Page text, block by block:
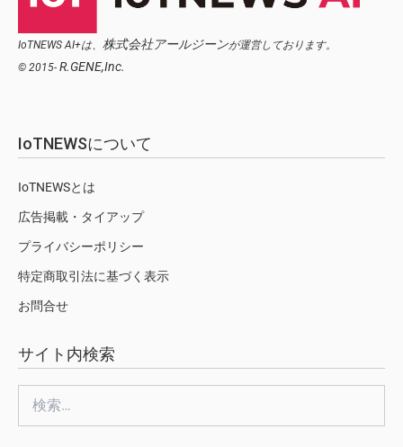
IoTNEWS AI+は、 株式会社アールジーンが運営しております。
© 2015- R.GENE,Inc.
IoTNEWSについて
IoTNEWSとは
広告掲載・タイアップ
プライバシーポリシー
特定商取引法に基づく表示
お問合せ
サイト内検索
索: